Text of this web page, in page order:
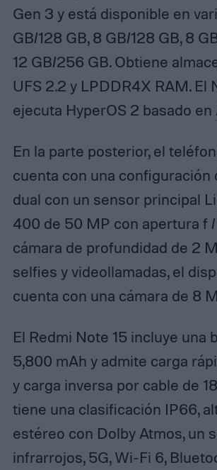
Gen 3 y está disponible en
GB/128 GB, 8 GB/128 GB, 8
12 GB/256 GB. Obtiene
UFS 2.2 y LPDDR4X RAM. El
ejecuta HyperOS 2 basado en
En la parte posterior, el
cuenta con una configuración
dual con un sensor principal
400 de 50 MP con apertura f /
cámara de profundidad de 2
selfies y videollamadas, el
cuenta con una cámara de 8
El Redmi Note 15 incluye una
5,800 mAh y admite carga
y carga inversa por cable de
tiene una clasificación IP66,
estéreo con Dolby Atmos, un
infrarrojos, 5G, Wi-Fi 6,